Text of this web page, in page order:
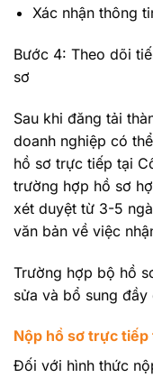
Xác nhận thông
Bước 4: Theo dõi
sơ
Sau khi đăng tải
doanh nghiệp có
hồ sơ trực tiếp tại
trường hợp hồ sơ
xét duyệt từ 3-5
văn bản về việc
Trường hợp bộ hồ
sửa và bổ sung
Nộp hồ sơ trực tiếp
Đối với hình thức